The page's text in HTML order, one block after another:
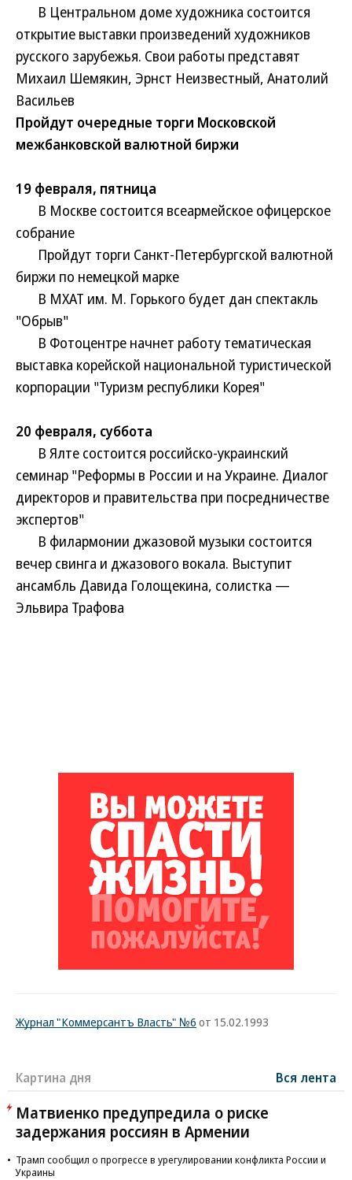
В Центральном доме художника состоится
открытие выставки произведений художников
русского зарубежья. Свои работы представят
Михаил Шемякин, Эрнст Неизвестный, Анатолий
Васильев
Пройдут очередные торги Московской
межбанковской валютной биржи
19 февраля, пятница
В Москве состоится всеармейское офицерское
собрание
Пройдут торги Санкт-Петербургской валютной
биржи по немецкой марке
В МХАТ им. М. Горького будет дан спектакль
"Обрыв"
В Фотоцентре начнет работу тематическая
выставка корейской национальной туристической
корпорации "Туризм республики Корея"
20 февраля, суббота
В Ялте состоится российско-украинский
семинар "Реформы в России и на Украине. Диалог
директоров и правительства при посредничестве
экспертов"
В филармонии джазовой музыки состоится
вечер свинга и джазового вокала. Выступит
ансамбль Давида Голощекина, солистка —
Эльвира Трафова
Журнал "Коммерсантъ Власть" №6 от 15.02.1993
Картина дня Вся лента
Матвиенко предупредила о риске
задержания россиян в Армении
Трамп сообщил о прогрессе в урегулировании конфликта России и
Украины